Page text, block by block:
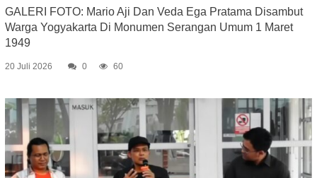
GALERI FOTO: Mario Aji Dan Veda Ega Pratama Disambut
Warga Yogyakarta Di Monumen Serangan Umum 1 Maret
1949
20 Juli 2026 0 60